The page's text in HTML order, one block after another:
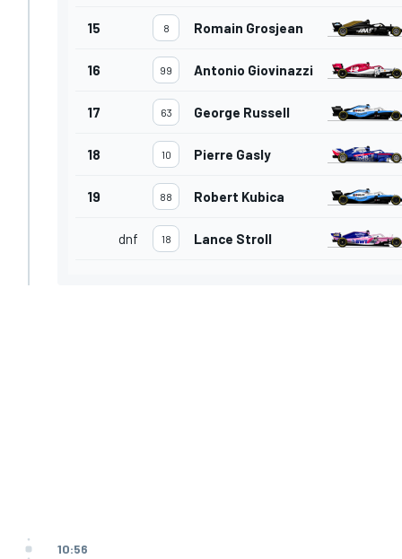
15 8 Romain Grosjean
16 99 Antonio Giovinazzi
17 63 George Russell
18 10 Pierre Gasly
19 88 Robert Kubica
dnf 18 Lance Stroll
10:56